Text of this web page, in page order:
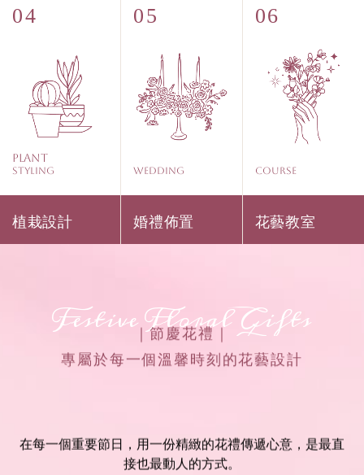
Plant
Styling
植栽設計
WEDDING
婚禮佈置
COURSE
花藝教室
Festive Floral Gifts
｜節慶花禮｜
專屬於每一個溫馨時刻的花藝設計
在每一個重要節日，用一份精緻的花禮傳遞心意，是最直
接也最動人的方式。